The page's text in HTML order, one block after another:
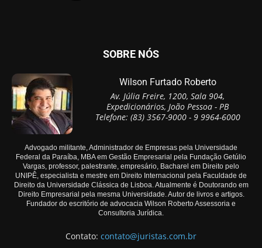
SOBRE NÓS
Wilson Furtado Roberto
Av. Júlia Freire, 1200, Sala 904,
Expedicionários, João Pessoa - PB
Telefone: (83) 3567-9000 - 9 9964-6000
Advogado militante, Administrador de Empresas pela Universidade
Federal da Paraíba, MBA em Gestão Empresarial pela Fundação Getúlio
Vargas, professor, palestrante, empresário, Bacharel em Direito pelo
UNIPÊ, especialista e mestre em Direito Internacional pela Faculdade de
Direito da Universidade Clássica de Lisboa. Atualmente é Doutorando em
Direito Empresarial pela mesma Universidade. Autor de livros e artigos.
Fundador do escritório de advocacia Wilson Roberto Assessoria e
Consultoria Jurídica.
Contato: contato@juristas.com.br